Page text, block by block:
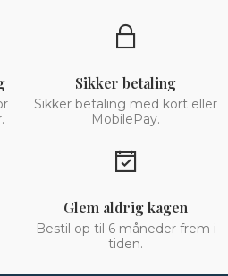
Sikker betaling
Sikker betaling med kort eller
MobilePay.
Glem aldrig kagen
Bestil op til 6 måneder frem i
tiden.